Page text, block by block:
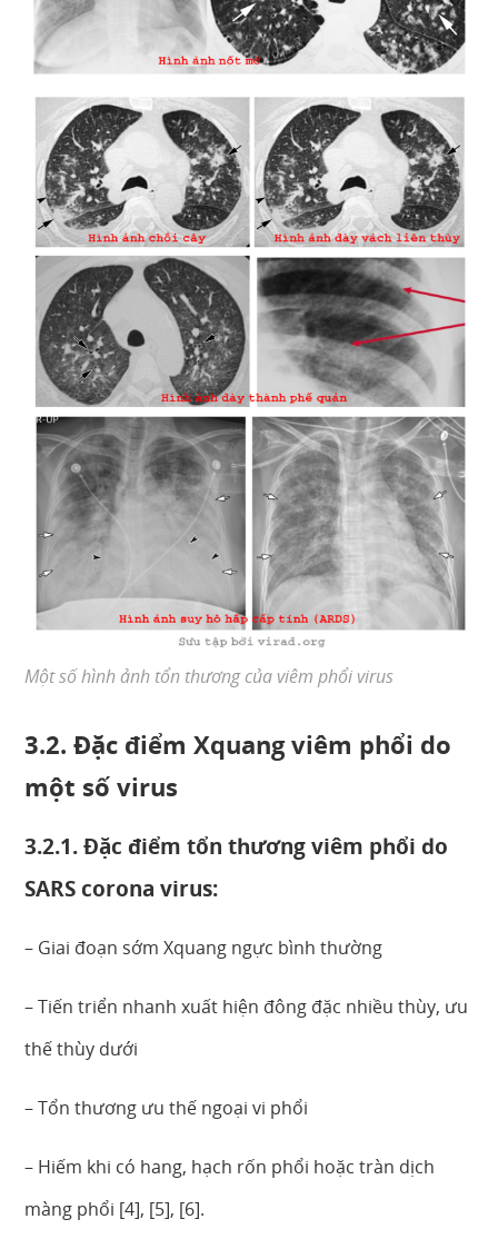
Một số hình ảnh tổn thương của viêm phổi virus
3.2. Đặc điểm Xquang viêm phổi do
một số virus
3.2.1. Đặc điểm tổn thương viêm phổi do
SARS corona virus:
– Giai đoạn sớm Xquang ngực bình thường
– Tiến triển nhanh xuất hiện đông đặc nhiều thùy, ưu
thế thùy dưới
– Tổn thương ưu thế ngoại vi phổi
– Hiếm khi có hang, hạch rốn phổi hoặc tràn dịch
màng phổi [4], [5], [6].